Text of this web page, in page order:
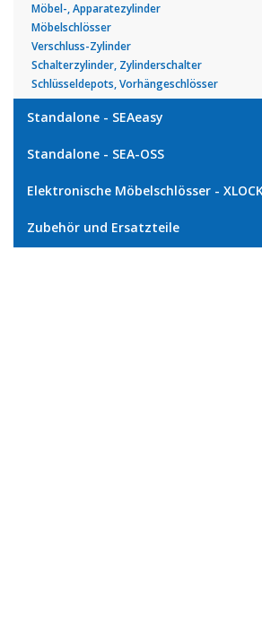
Möbel-, Apparatezylinder
Möbelschlösser
Verschluss-Zylinder
Schalterzylinder, Zylinderschalter
Schlüsseldepots, Vorhängeschlösser
Standalone - SEAeasy
Standalone - SEA-OSS
Elektronische Möbelschlösser -
Zubehör und Ersatzteile